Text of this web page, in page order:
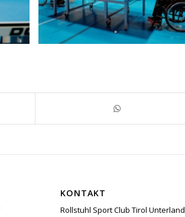
KONTAKT
Rollstuhl Sport Club Tirol Unterland